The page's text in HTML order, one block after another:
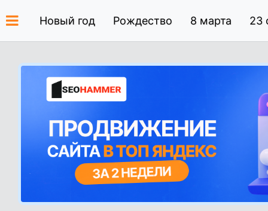
Новый год Рождество 8 марта 23